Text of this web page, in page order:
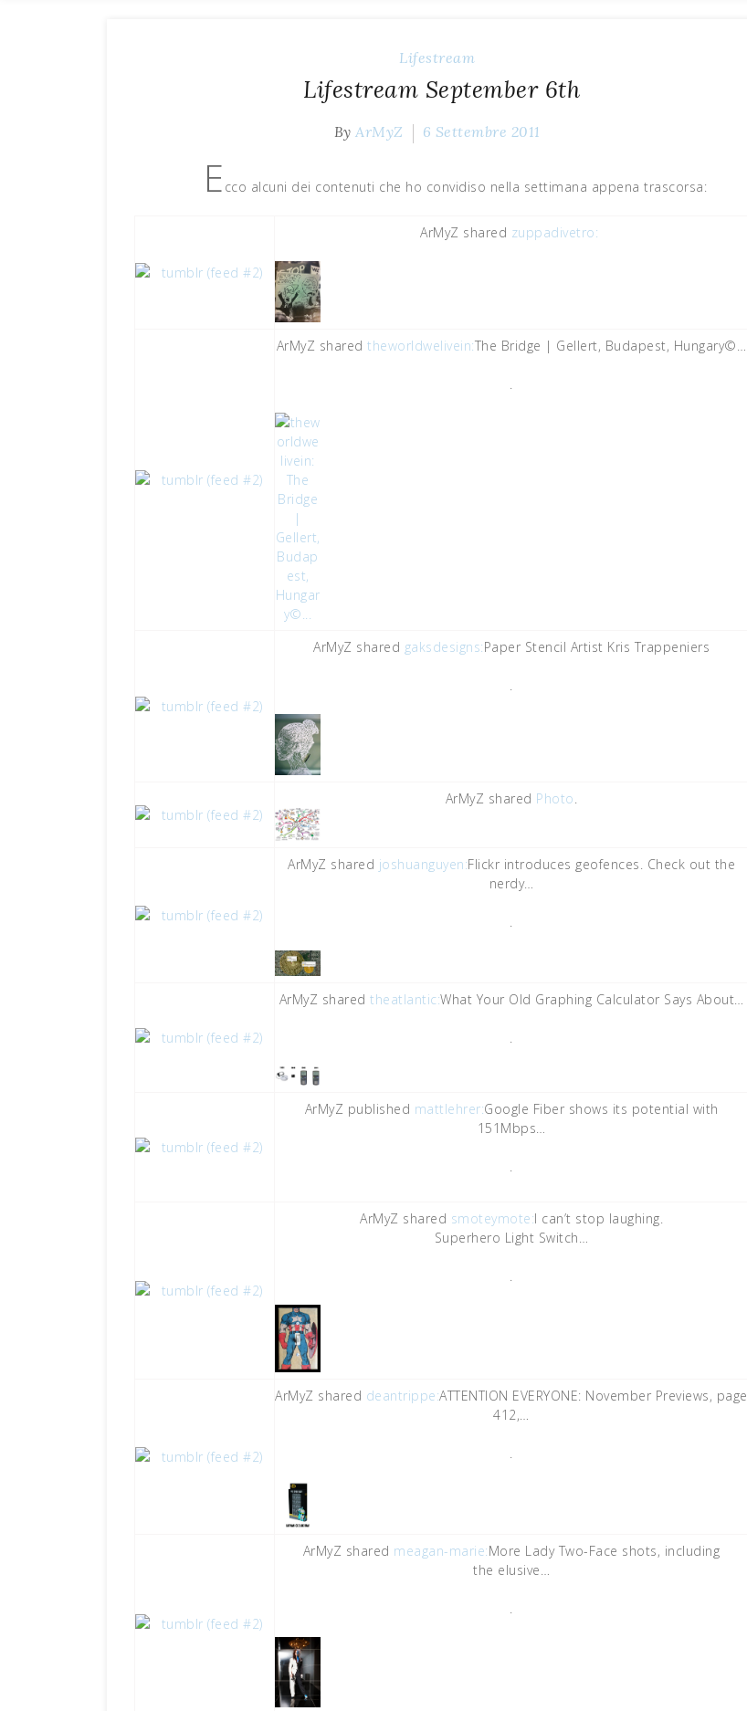
Lifestream
Lifestream September 6th
ByArMyZ 6 Settembre 2011
E cco alcuni dei contenuti che ho convidiso nella settimana appena trascorsa:
ArMyZ shared zuppadivetro:
ArMyZ sharedtheworldwelivein:The Bridge | Gellert, Budapest, Hungary©…
.
ArMyZ shared gaksdesigns:Paper Stencil Artist Kris Trappeniers
.
ArMyZ shared Photo.
ArMyZ shared joshuanguyen:Flickr introduces geofences. Check out the
nerdy…
.
ArMyZ shared theatlantic:What Your Old Graphing Calculator Says About…
.
ArMyZ published mattlehrer:Google Fiber shows its potential with
151Mbps…
.
ArMyZ shared smoteymote:I can’t stop laughing.
Superhero Light Switch…
.
ArMyZ shared deantrippe:ATTENTION EVERYONE: November Previews, page
412,…
.
ArMyZ shared meagan-marie:More Lady Two-Face shots, including
the elusive…
.